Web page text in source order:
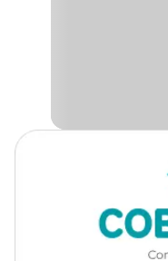
ou reuniões com a
geladas e os alimentos
Desfrute de bebidas e
qualquer situação. Aqui
Térmica Bel com preço
práticos e agradáveis.